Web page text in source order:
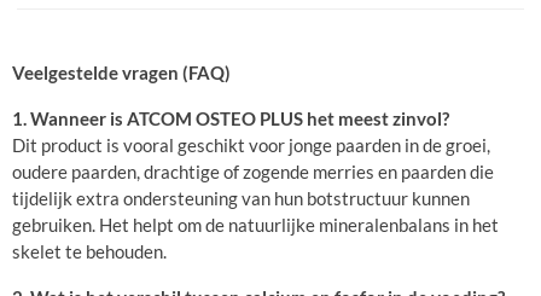
Veelgestelde vragen (FAQ)
1. Wanneer is ATCOM OSTEO PLUS het meest zinvol?
Dit product is vooral geschikt voor jonge paarden in de groei,
oudere paarden, drachtige of zogende merries en paarden die
tijdelijk extra ondersteuning van hun botstructuur kunnen
gebruiken. Het helpt om de natuurlijke mineralenbalans in het
skelet te behouden.